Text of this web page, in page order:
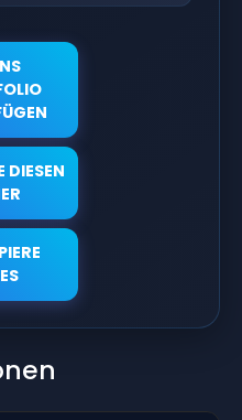
DIESEN